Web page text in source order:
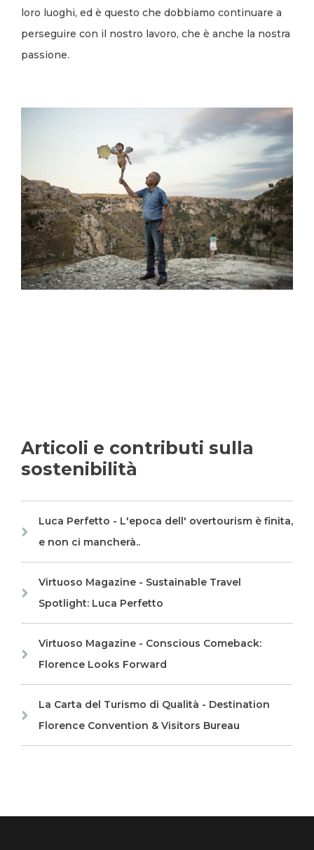
loro luoghi, ed è questo che dobbiamo continuare a
perseguire con il nostro lavoro, che è anche la nostra
passione.
Articoli e contributi sulla
sostenibilità
Luca Perfetto - L'epoca dell' overtourism è finita,
e non ci mancherà..
Virtuoso Magazine - Sustainable Travel
Spotlight: Luca Perfetto
Virtuoso Magazine - Conscious Comeback:
Florence Looks Forward
La Carta del Turismo di Qualità - Destination
Florence Convention & Visitors Bureau